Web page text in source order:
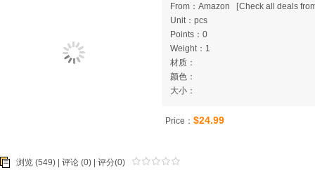
From：Amazon
[Check all deals
Unit：pcs
Points：0
Weight：1
材质：
颜色：
大小：
Price： $24.99
浏览 (549) | 评论 (0) | 评分(0)